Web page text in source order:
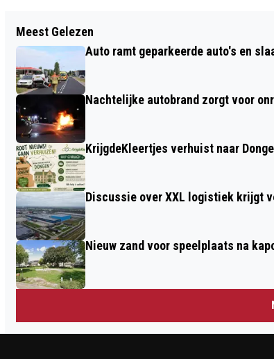
ZATERDAGAVOND 29 JULI KARAOKE
AVOND BIJ MART BROK
Meest Gelezen
Auto ramt geparkeerde auto's en
Nachtelijke autobrand zorgt voor
KrijgdeKleertjes verhuist naar
Discussie over XXL logistiek krijgt
Nieuw zand voor speelplaats na